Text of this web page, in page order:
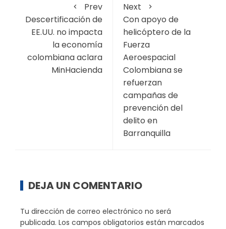
Prev
Descertificación de
EE.UU. no impacta
la economía
colombiana aclara
MinHacienda
Next
Con apoyo de
helicóptero de la
Fuerza
Aeroespacial
Colombiana se
refuerzan
campañas de
prevención del
delito en
Barranquilla
DEJA UN COMENTARIO
Tu dirección de correo electrónico no será
publicada. Los campos obligatorios están marcados